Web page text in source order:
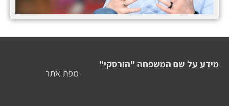
מידע על שם המשפחה "הורסקי"
מפת אתר